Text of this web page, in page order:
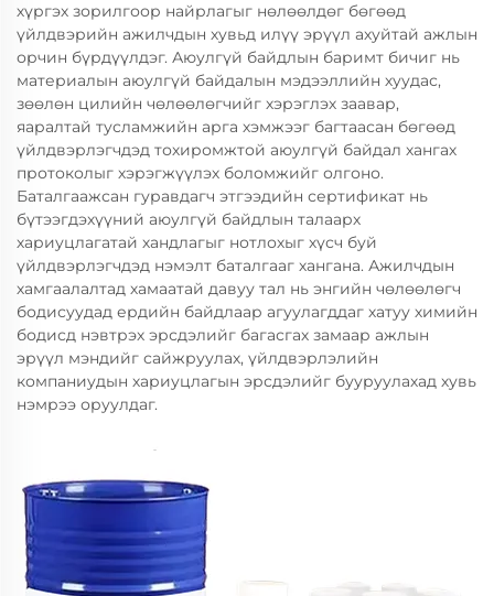
хүргэх зорилгоор найрлагыг нөлөөлдөг бөгөөд
үйлдвэрийн ажилчдын хувьд илүү эрүүл ахуйтай ажлын
орчин бүрдүүлдэг. Аюулгүй байдлын баримт бичиг нь
материалын аюулгүй байдалын мэдээллийн хуудас,
зөөлөн цилийн чөлөөлөгчийг хэрэглэх заавар,
яаралтай тусламжийн арга хэмжээг багтаасан бөгөөд
үйлдвэрлэгчдэд тохиромжтой аюулгүй байдал хангах
протоколыг хэрэгжүүлэх боломжийг олгоно.
Баталгаажсан гуравдагч этгээдийн сертификат нь
бүтээгдэхүүний аюулгүй байдлын талаарх
хариуцлагатай хандлагыг нотлохыг хүсч буй
үйлдвэрлэгчдэд нэмэлт баталгааг хангана. Ажилчдын
хамгаалалтад хамаатай давуу тал нь энгийн чөлөөлөгч
бодисуудад ердийн байдлаар агуулагддаг хатуу химийн
бодисд нэвтрэх эрсдэлийг багасгах замаар ажлын
эрүүл мэндийг сайжруулах, үйлдвэрлэлийн
компаниудын хариуцлагын эрсдэлийг бууруулахад хувь
нэмрээ оруулдаг.